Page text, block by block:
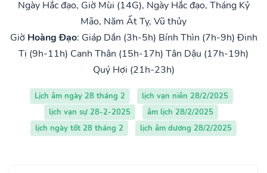
Ngày Hắc đạo, Giờ Mùi (14G), Ngày Hắc đạo, Tháng Kỷ
Mão, Năm Ất Tỵ, Vũ thủy
Giờ Hoàng Đạo: Giáp Dần (3h-5h) Bính Thìn (7h-9h) Đinh
Tị (9h-11h) Canh Thân (15h-17h) Tân Dậu (17h-19h)
Quý Hợi (21h-23h)
Lịch âm ngày 28 tháng 2
lịch vạn niên 28/2/2025
lịch vạn sự 28-2-2025
âm lịch 28/2/2025
lịch ngày tốt 28 tháng 2
lịch âm dương 28/2/2025